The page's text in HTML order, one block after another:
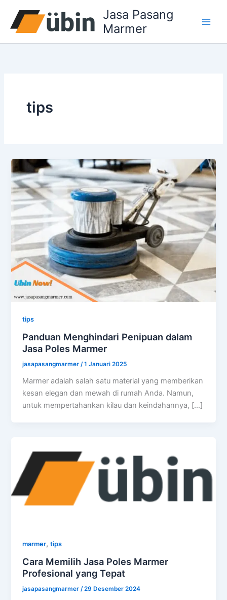
konten
Jasa Pasang
Marmer
tips
tips
Panduan Menghindari Penipuan dalam
Jasa Poles Marmer
jasapasangmarmer/1 Januari 2025
Marmer adalah salah satu material yang memberikan
kesan elegan dan mewah di rumah Anda. Namun,
untuk mempertahankan kilau dan keindahannya, […]
marmer,tips
Cara Memilih Jasa Poles Marmer
Profesional yang Tepat
jasapasangmarmer /29 Desember 2024